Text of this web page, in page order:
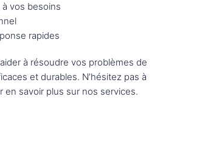
vos besoins
rapides
à résoudre vos problèmes de
et durables. N’hésitez pas à
savoir plus sur nos services.